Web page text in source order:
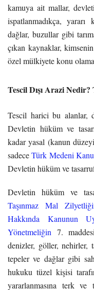
kamuya ait mallar,
ispatlanmadıkça,
dağlar, buzullar gibi
çıkan kaynaklar,
özel mülkiyete konu
Tescil Dışı Arazi Nedir?
Tescil harici bu alanlar,
Devletin hüküm ve
kadar yasal (kanun
sadeceTürk Medeni
Devletin hüküm ve
Devletin hüküm ve
Taşınmaz Mal
Hakkında Kanunun
Yönetmeliğin 7.
denizler, göller, nehirler,
tepeler ve dağlar gibi
hukuku tüzel kişisi
yararlanmasına terk